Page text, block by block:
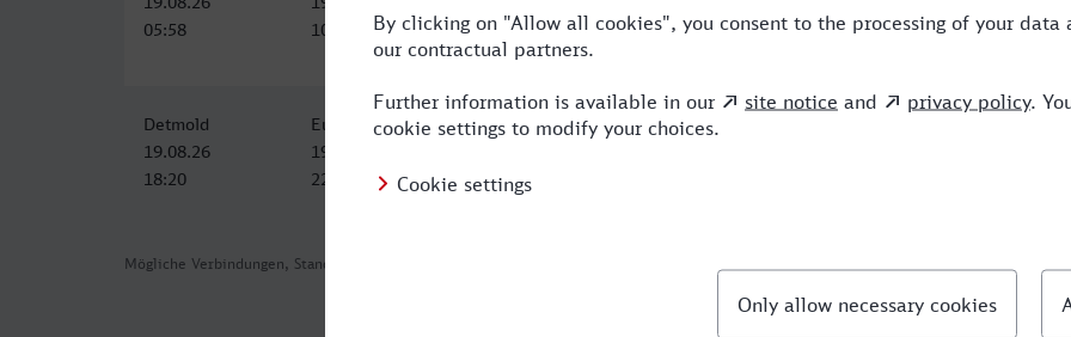
Mögliche Verbindungen, Stand: 2026-08-05 16:21
05:58
10:58
Detmold
19.08.26
18:20
Euskirchen
19.08.26
22:28
4:08 3